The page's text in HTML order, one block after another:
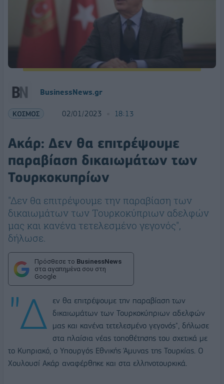
BusinessNews.gr
ΚΟΣΜΟΣ 02/01/2023 18:13
Ακάρ: Δεν θα επιτρέψουμε
παραβίαση δικαιωμάτων των
Τουρκοκυπρίων
"Δεν θα επιτρέψουμε την παραβίαση των
δικαιωμάτων των Τουρκοκύπριων αδελφών
μας και κανένα τετελεσμένο γεγονός",
δήλωσε.
Πρόσθεσε το BusinessNews
στα αγαπημένα σου στη
Google
"Δ
εν θα επιτρέψουμε την παραβίαση των
δικαιωμάτων των Τουρκοκύπριων αδελφών
μας και κανένα τετελεσμένο γεγονός", δήλωσε
στα πλαίσια νέας τοποθέτησης του σχετικά με
το Κυπριακό, ο Υπουργός Εθνικής Άμυνας της Τουρκίας. Ο
Χουλουσί Ακάρ αναφέρθηκε και στα ελληνοτουρκικά.